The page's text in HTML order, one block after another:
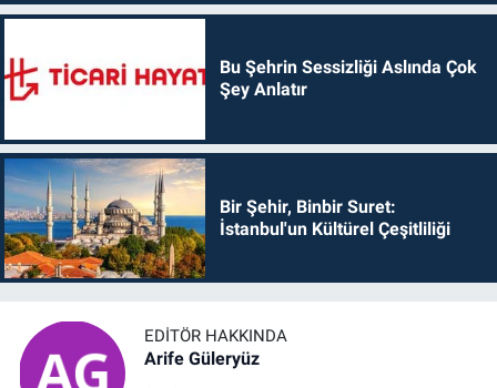
Bu Şehrin Sessizliği Aslında Çok
Şey Anlatır
Bir Şehir, Binbir Suret:
İstanbul'un Kültürel Çeşitliliği
EDITÖR HAKKINDA
Arife Güleryüz